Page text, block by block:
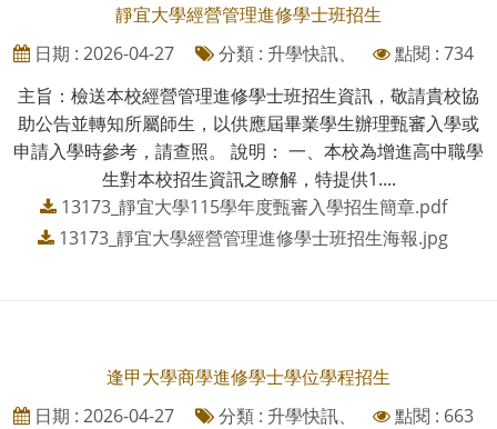
靜宜大學經營管理進修學士班招生
日期 : 2026-04-27
分類 : 升學快訊、
點閱 : 734
主旨：檢送本校經營管理進修學士班招生資訊，敬請貴校協
助公告並轉知所屬師生，以供應屆畢業學生辦理甄審入學或
申請入學時參考，請查照。 說明： 一、本校為增進高中職學
生對本校招生資訊之瞭解，特提供1....
13173_靜宜大學115學年度甄審入學招生簡章.pdf
13173_靜宜大學經營管理進修學士班招生海報.jpg
逢甲大學商學進修學士學位學程招生
日期 : 2026-04-27
分類 : 升學快訊、
點閱 : 663